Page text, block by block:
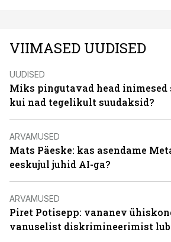
VIIMASED UUDISED
UUDISED
Miks pingutavad head inimesed
kui nad tegelikult suudaksid?
ARVAMUSED
Mats Päeske: kas asendame
eeskujul juhid AI-ga?
ARVAMUSED
Piret Potisepp: vananev
vanuselist diskrimineerimist